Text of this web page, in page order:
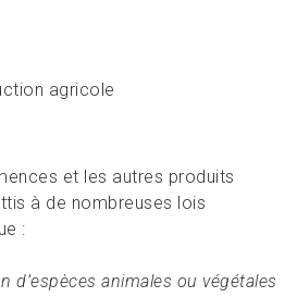
agricole
et les autres produits
à de nombreuses lois
:
d’espèces animales ou végétales